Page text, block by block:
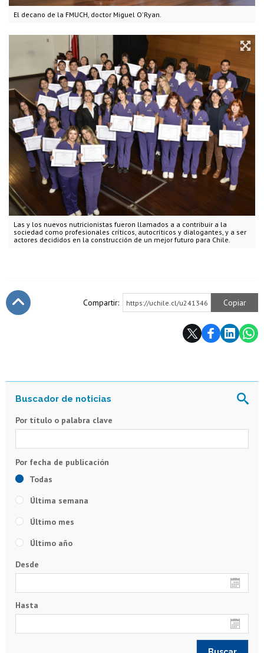
El decano de la FMUCH, doctor Miguel O'Ryan.
Las y los nuevos nutricionistas fueron llamados a a contribuir a la
sociedad como profesionales críticos, autocríticos y dialogantes, y a ser
actores decididos en la construcción de un mejor futuro para Chile.
Compartir: https://uchile.cl/u241346 Copiar
Por título o palabra clave
Todas
Última semana
Último mes
Último año
Desde
Hasta